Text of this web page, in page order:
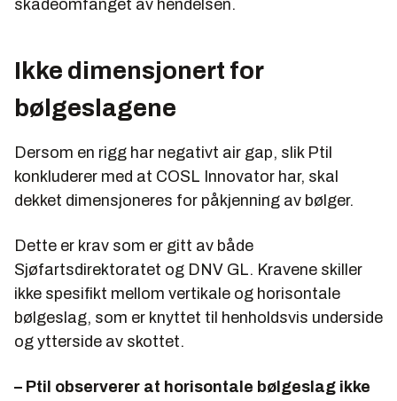
skadeomfanget av hendelsen.
Ikke dimensjonert for
bølgeslagene
Dersom en rigg har negativt air gap, slik Ptil
konkluderer med at COSL Innovator har, skal
dekket dimensjoneres for påkjenning av bølger.
Dette er krav som er gitt av både
Sjøfartsdirektoratet og DNV GL. Kravene skiller
ikke spesifikt mellom vertikale og horisontale
bølgeslag, som er knyttet til henholdsvis underside
og ytterside av skottet.
– Ptil observerer at horisontale bølgeslag ikke